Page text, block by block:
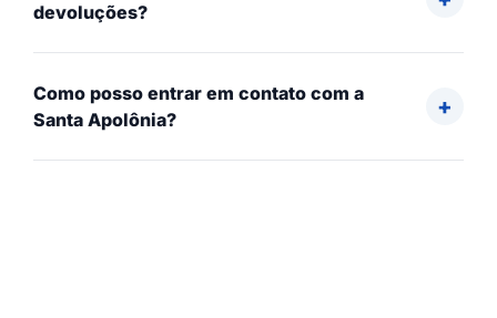
devoluções?
Como posso entrar em contato com a
Santa Apolônia?